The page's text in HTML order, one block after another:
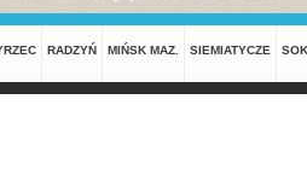
RADZYŃ MIŃSK MAZ. SIEMIATYCZE